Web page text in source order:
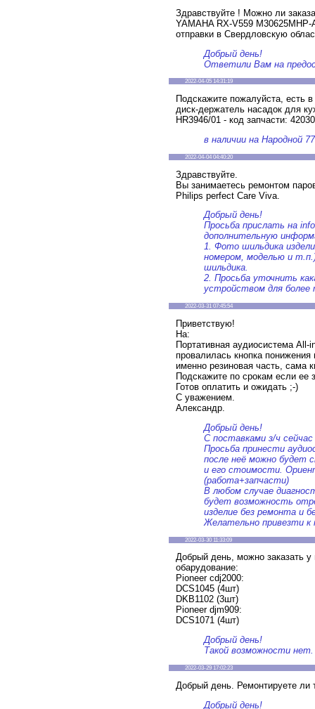
Здравствуйте ! Можно ли
YAMAHA RX-V559
отправки в Свердловскую
Добрый день!
Ответили Вам на
2022-04-05 14:31:19
Подскажите пожалуйста, есть
диск-держатель насадок для
HR3946/01 - код запчасти:
в наличии на Народной
2022-04-04 04:40:20
Здравствуйте.
Вы занимаетесь ремонтом
Philips perfect Care Viva.
Добрый день!
Просьба прислать на
дополнительную
1. Фото шильдика
номером, моделью и
шильдика.
2. Просьба уточнить
устройством для более
2022-03-31 07:45:54
Приветствую!
На:
Портативная аудиосистема
провалилась кнопка понижения
именно резиновая часть, сама
Подскажите по срокам если ее
Готов оплатить и ожидать ;-)
С уважением.
Александр.
Добрый день!
С поставками з/ч
Просьба принести
после неё можно будет
и его стоимости.
(работа+запчасти)
В любом случае
будет возможность
изделие без ремонта и
Желательно привезти к
2022-03-30 11:33:09
Добрый день, можно заказать
обарудование:
Pioneer cdj2000:
DCS1045 (4шт)
DKB1102 (3шт)
Pioneer djm909:
DCS1071 (4шт)
Добрый день!
Такой возможности нет.
2022-03-29 17:02:23
Добрый день. Ремонтируете ли
Добрый день!